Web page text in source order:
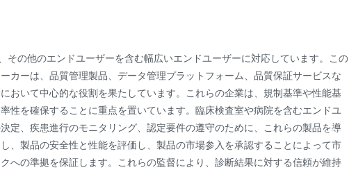
その他のエンドユーザーを含む幅広いエンドユーザーに対応しています。この
カーは、品質管理製品、データ管理プラットフォーム、品質保証サービスな
おいて中心的な役割を果たしています。これらの企業は、規制基準や性能基
性を確保することに重点を置いています。臨床検査室や病院を含むエンドユ
定、疾患進行のモニタリング、認定要件の遵守のために、これらの製品を導
、製品の安全性と性能を評価し、製品の市場参入を承認することによって市
への準拠を保証します。これらの監督により、診断結果に対する信頼が維持